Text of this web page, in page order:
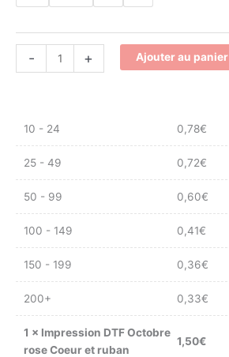
- + Ajouter au panier
10 - 24 0,78€
25 - 49 0,72€
50 - 99 0,60€
100 - 149 0,41€
150 - 199 0,36€
200+ 0,33€
1 × Impression DTF Octobre
rose Coeur et ruban
1,50€